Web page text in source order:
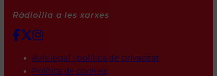
Ràdioilla a les xarxes
Avís legal i política de privacitat
Política de cookies